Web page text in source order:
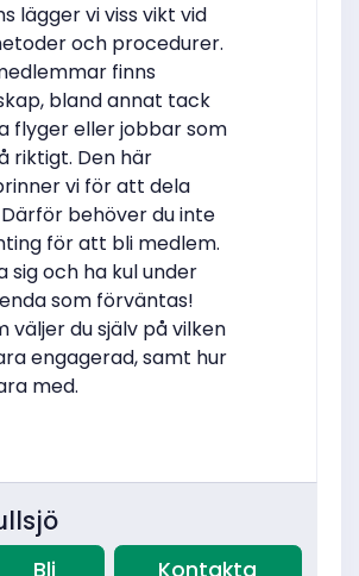
lägger vi viss vikt vid
och procedurer.
finns
bland annat tack
flyger eller jobbar som
riktigt. Den här
vi för att dela
behöver du inte
för att bli medlem.
sig och ha kul under
som förväntas!
väljer du själv på vilken
engagerad, samt hur
med.
Bli Kontakta